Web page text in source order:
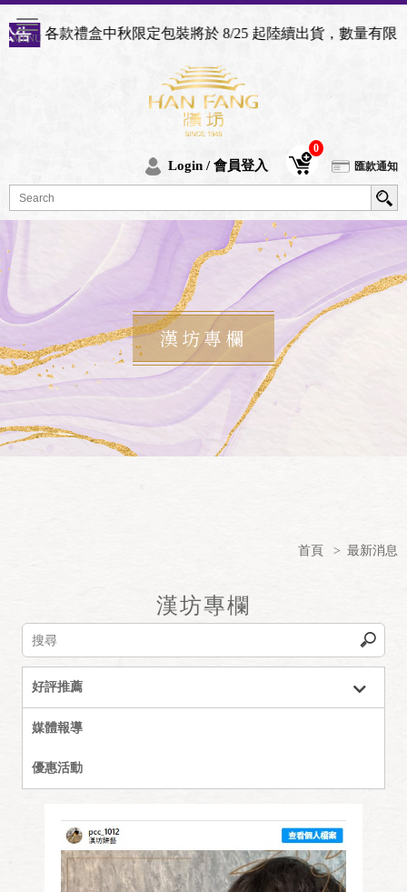
秋限定包裝將於 8/25 起陸續出貨，數量有限，用完後將恢
Login / 會員登入
0
匯款通知
漢坊專欄
首頁 > 最新消息
漢坊專欄
好評推薦
媒體報導
優惠活動